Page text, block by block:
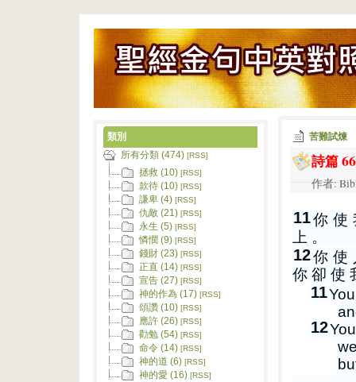
苦難試煉
詩篇
作者:
11你 使
上 。
12你 使
你 卻 使
11
12
類別
所有分類 (474) [RSS]
拯救 (10) [RSS]
款待 (10) [RSS]
謙卑 (4) [RSS]
仇敵 (21) [RSS]
永生 (5) [RSS]
憐憫 (9) [RSS]
錢財 (23) [RSS]
正直 (14) [RSS]
宣告 (27) [RSS]
神的作為 (17) [RSS]
頌讚 (10) [RSS]
應許 (26) [RSS]
勸勉 (54) [RSS]
命令 (14) [RSS]
神的道 (6) [RSS]
神的愛 (16) [RSS]